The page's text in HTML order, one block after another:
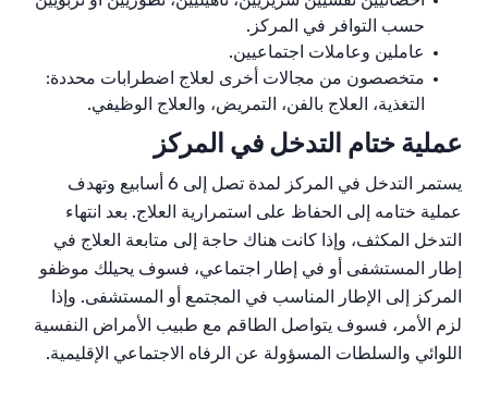
حسب التوافر في المركز.
عاملين وعاملات اجتماعيين.
متخصصون من مجالات أخرى لعلاج اضطرابات محددة:
التغذية، العلاج بالفن، التمريض، والعلاج الوظيفي.
عملية ختام التدخل في المركز
يستمر التدخل في المركز لمدة تصل إلى 6 أسابيع وتهدف
عملية ختامه إلى الحفاظ على استمرارية العلاج. بعد انتهاء
التدخل المكثف، وإذا كانت هناك حاجة إلى متابعة العلاج في
إطار المستشفى أو في إطار اجتماعي، فسوف يحيلك موظفو
المركز إلى الإطار المناسب في المجتمع أو المستشفى. وإذا
لزم الأمر، فسوف يتواصل الطاقم مع طبيب الأمراض النفسية
اللوائي والسلطات المسؤولة عن الرفاه الاجتماعي الإقليمية.